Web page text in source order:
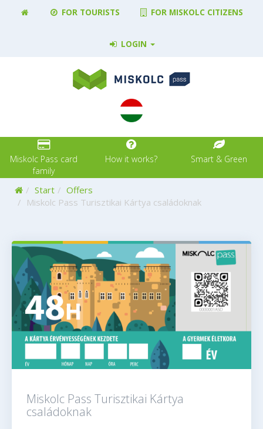
FOR TOURISTS FOR MISKOLC CITIZENS
LOGIN
Miskolc Pass card
family
How it works? Smart & Green
Home
Start
Offers
Miskolc Pass Turisztikai Kártya családoknak
Miskolc Pass Turisztikai Kártya
családoknak